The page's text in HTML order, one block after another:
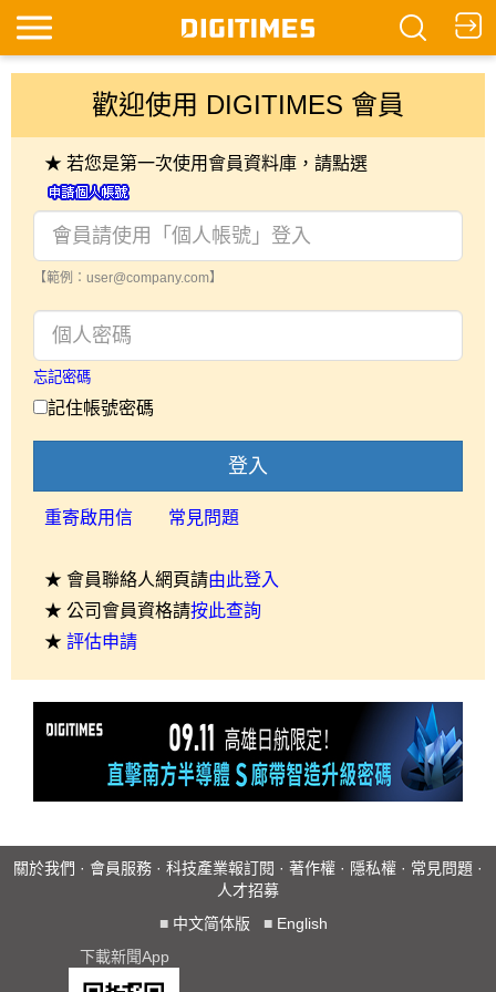
歡迎使用 DIGITIMES 會員
★ 若您是第一次使用會員資料庫，請點選
【範例：user@company.com】
忘記密碼
記住帳號密碼
登入
重寄啟用信 常見問題
★ 會員聯絡人網頁請由此登入
★ 公司會員資格請按此查詢
★ 評估申請
關於我們 · 會員服務 · 科技產業報訂閱 · 著作權 · 隱私權 · 常見問題 ·
人才招募
■ 中文简体版 ■ English
下載新聞App